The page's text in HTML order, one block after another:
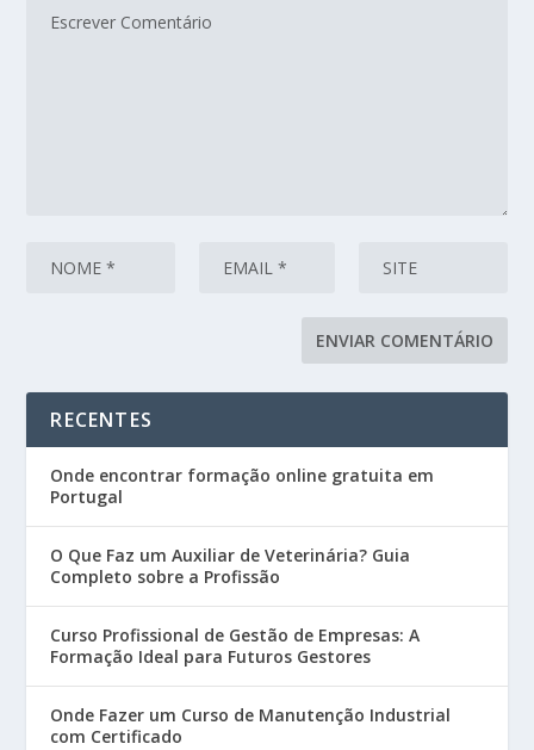
RECENTES
Onde encontrar formação online gratuita em
Portugal
O Que Faz um Auxiliar de Veterinária? Guia
Completo sobre a Profissão
Curso Profissional de Gestão de Empresas: A
Formação Ideal para Futuros Gestores
Onde Fazer um Curso de Manutenção Industrial
com Certificado